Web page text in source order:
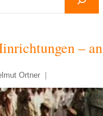
–
Ortner